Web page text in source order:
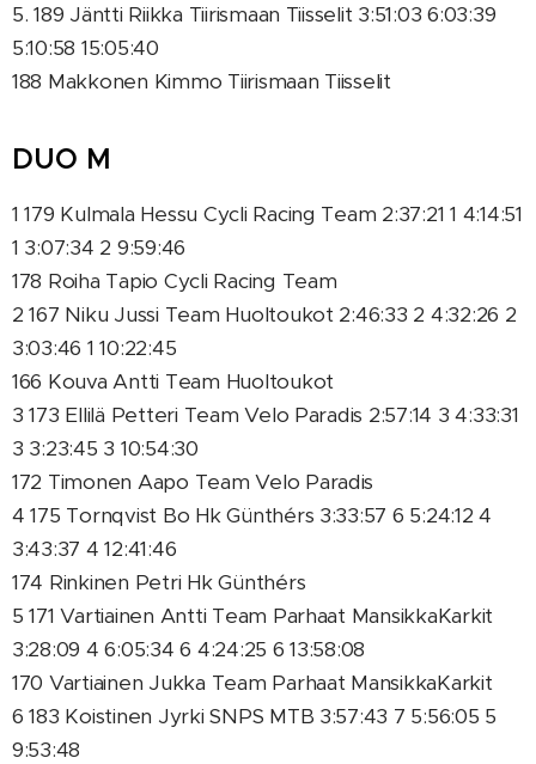
5. 189 Jäntti Riikka Tiirismaan Tiisselit 3:51:03 6:03:39
5:10:58 15:05:40
188 Makkonen Kimmo Tiirismaan Tiisselit
DUO M
1 179 Kulmala Hessu Cycli Racing Team 2:37:21 1 4:14:51
1 3:07:34 2 9:59:46
178 Roiha Tapio Cycli Racing Team
2 167 Niku Jussi Team Huoltoukot 2:46:33 2 4:32:26 2
3:03:46 1 10:22:45
166 Kouva Antti Team Huoltoukot
3 173 Ellilä Petteri Team Velo Paradis 2:57:14 3 4:33:31
3 3:23:45 3 10:54:30
172 Timonen Aapo Team Velo Paradis
4 175 Tornqvist Bo Hk Günthérs 3:33:57 6 5:24:12 4
3:43:37 4 12:41:46
174 Rinkinen Petri Hk Günthérs
5 171 Vartiainen Antti Team Parhaat MansikkaKarkit
3:28:09 4 6:05:34 6 4:24:25 6 13:58:08
170 Vartiainen Jukka Team Parhaat MansikkaKarkit
6 183 Koistinen Jyrki SNPS MTB 3:57:43 7 5:56:05 5
9:53:48